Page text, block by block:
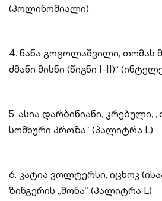
(პოლინომიალი)
4. ნანა გოგოლაშვილი, თომას
ძმანი მისნი (წიგნი I-II)“
5. ასია დარბინიანი, კრებული,
სომხური პროზა“ (პალიტრა L)
6. კატია ვოლტერსი, იცხოკ
ზინგერის „მონა“ (პალიტრა L)